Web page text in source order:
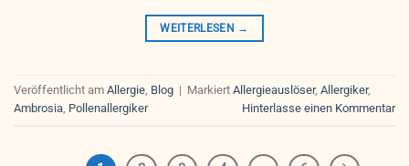
WEITERLESEN →
Veröffentlicht am Allergie, Blog | Markiert Allergieauslöser, Allergiker,
Ambrosia, Pollenallergiker Hinterlasse einen Kommentar